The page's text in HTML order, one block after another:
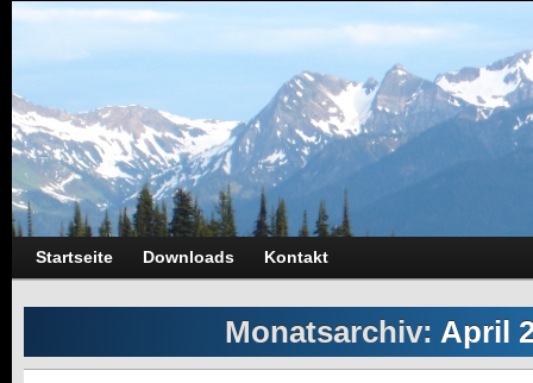
Startseite Downloads Kontakt
Monatsarchiv: April